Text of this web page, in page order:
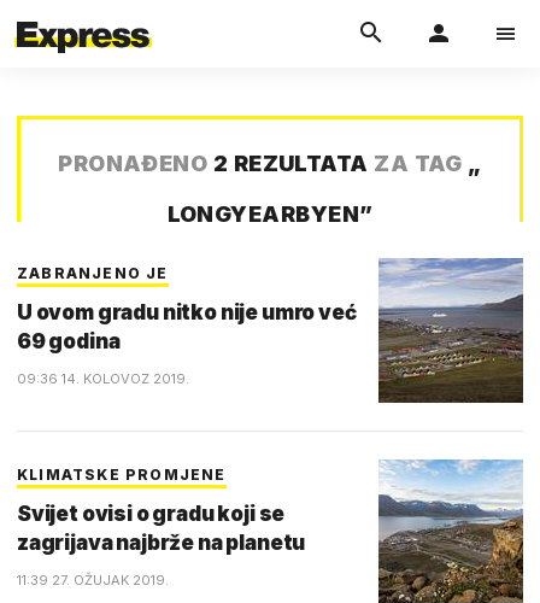
PRONAĐENO 2 REZULTATA ZA TAG „
LONGYEARBYEN”
ZABRANJENO JE
U ovom gradu nitko nije umro već
69 godina
09:36 14. KOLOVOZ 2019.
KLIMATSKE PROMJENE
Svijet ovisi o gradu koji se
zagrijava najbrže na planetu
11:39 27. OŽUJAK 2019.